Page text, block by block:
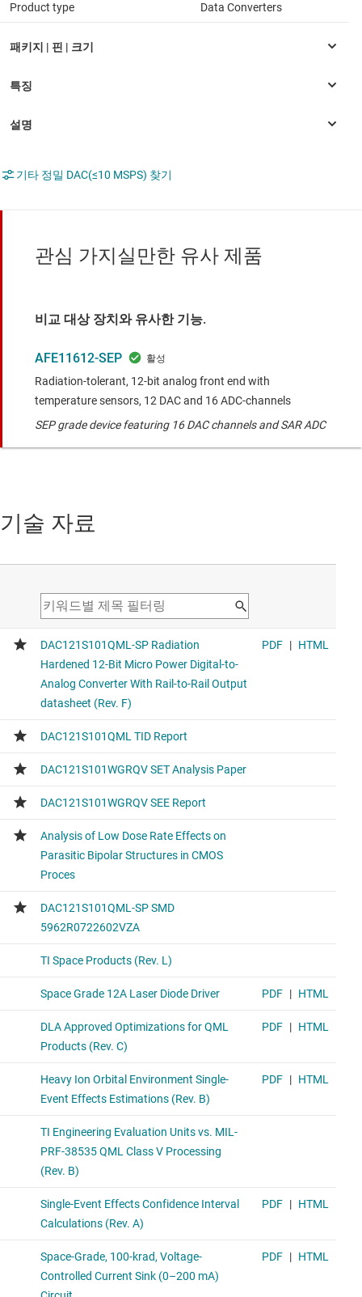
Product type Data Converters
기타 정밀 DAC(≤10 MSPS) 찾기
관심 가지실만한 유사 제품
비교 대상 장치와 유사한 기능.
AFE11612-SEP
Radiation-tolerant, 12-bit analog front end with
temperature sensors, 12 DAC and 16 ADC-channels
SEP grade device featuring 16 DAC channels and SAR ADC
기술 자료